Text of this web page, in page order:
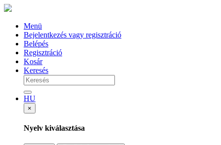
Menü
Bejelentkezés vagy regisztráció
Belépés
Regisztráció
Kosár
Keresés
HU
×
Nyelv kiválasztása